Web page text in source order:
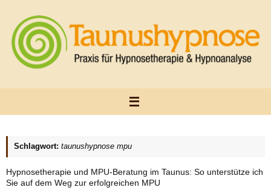
springen
Schlagwort: taunushypnose mpu
Hypnosetherapie und MPU-Beratung im Taunus: So unterstütze ich
Sie auf dem Weg zur erfolgreichen MPU